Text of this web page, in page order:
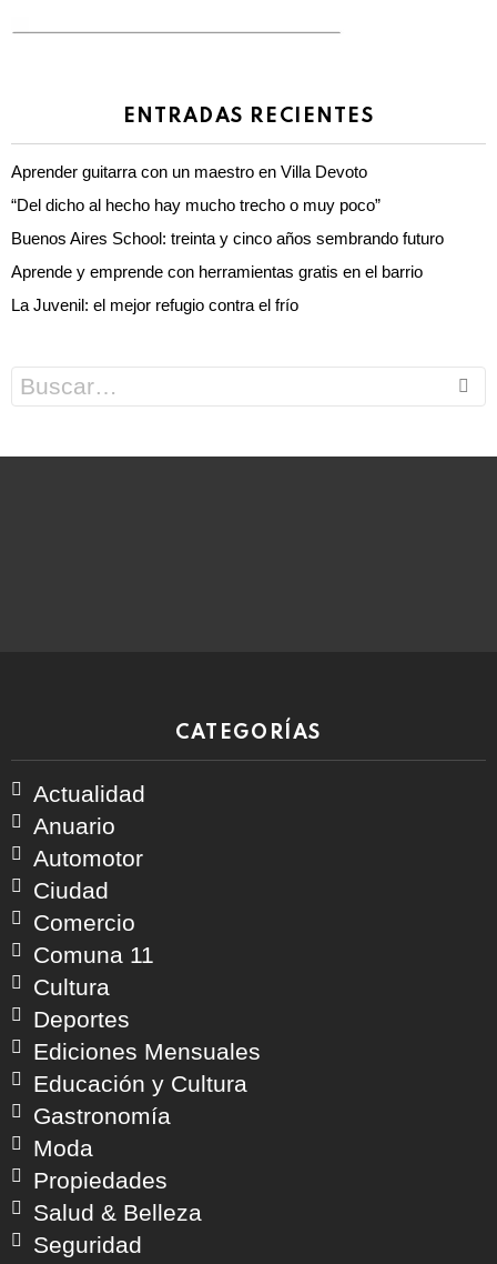
ENTRADAS RECIENTES
Aprender guitarra con un maestro en Villa Devoto
“Del dicho al hecho hay mucho trecho o muy poco”
Buenos Aires School: treinta y cinco años sembrando futuro
Aprende y emprende con herramientas gratis en el barrio
La Juvenil: el mejor refugio contra el frío
for:
CATEGORÍAS
Actualidad
Anuario
Automotor
Ciudad
Comercio
Comuna 11
Cultura
Deportes
Ediciones Mensuales
Educación y Cultura
Gastronomía
Moda
Propiedades
Salud & Belleza
Seguridad